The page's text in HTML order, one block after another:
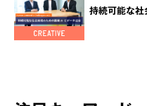
持続可能な社